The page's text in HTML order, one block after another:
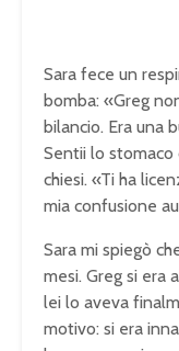
Sara fece un
bomba: «Greg
bilancio. Era una
Sentii lo stomaco
chiesi. «Ti ha
mia confusione
Sara mi spiegò
mesi. Greg si era
lei lo aveva
motivo: si era